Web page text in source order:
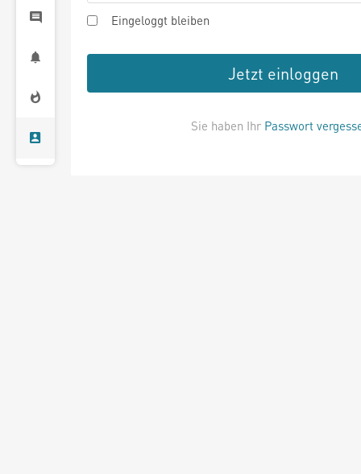
Eingeloggt bleiben
Jetzt einloggen
Sie haben Ihr Passwort